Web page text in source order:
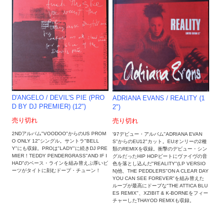
D'ANGELO / DEVIL'S PIE (PRO
D BY DJ PREMIER) (12")
売り切れ
2NDアルバム"VOODOO"からのUS PROM
O ONLY 12"シングル。サントラ"BELL
Y"にも収録。PROは"LADY"に続きDJ PRE
MIER！TEDDY PENDERGRASS"AND IF I
HAD"のベース・ラインを組み替えぶ厚いビ
ーツがタイトに刻むドープ・チューン！
ADRIANA EVANS / REALITY (1
2")
売り切れ
'97デビュー・アルバム"ADRIANA EVAN
S"からのEU12"カット。EUオンリーの2種
類のREMIXを収録。衝撃のデビュー・シン
グルだったHIP HOPビートにヴァイヴの音
色を落とし込んだ"REALITY"(LP VERSIO
N)他、THE PEDDLERS"ON A CLEAR DAY
YOU CAN SEE FOREVER"を組み替えた
ループが最高にドープな"THE ATTICA BLU
ES REMIX"、XZIBIT & K-BORNEをフィー
チャーしたTHAYOD REMIXも収録。